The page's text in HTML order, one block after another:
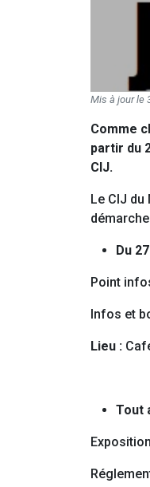
Mis à jour le
Comme
partir du
CIJ.
Le CIJ
Du
Point
Infos et
Lieu :
Tout